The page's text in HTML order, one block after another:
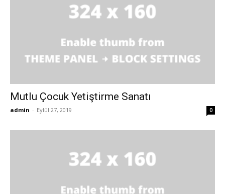
Mutlu Çocuk Yetiştirme Sanatı
admin - Eylül 27, 2019 0